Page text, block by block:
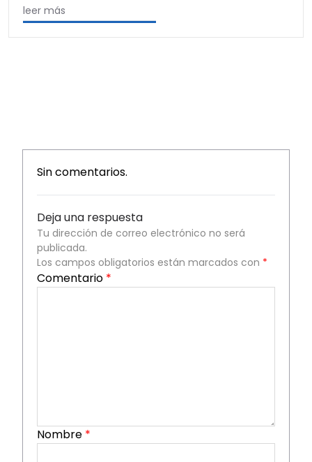
leer más
Sin comentarios.
Deja una respuesta
Tu dirección de correo electrónico no será
publicada.
Los campos obligatorios están marcados con *
Comentario *
Nombre *